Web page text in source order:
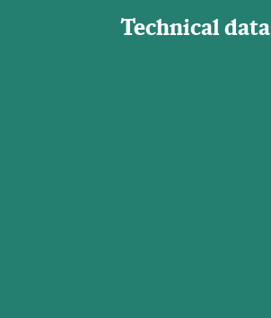
Technical data